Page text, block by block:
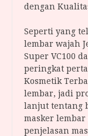
dengan
Seperti yang
lembar wajah
Super VC100
peringkat
Kosmetik
lembar, jadi
lanjut tentang
masker
penjelasan